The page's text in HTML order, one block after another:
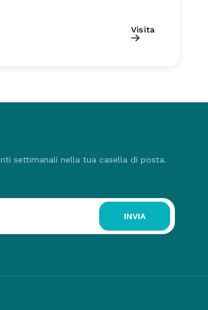
Visita
settimanali nella tua casella di posta.
INVIA